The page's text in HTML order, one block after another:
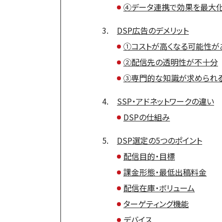
④データ連携で効果を最大
DSP広告のデメリット
①コストが高くなる可能性が
②配信先の透明性が不十分
③専門的な知識が求められ
SSP・アドネットワークの違い
DSPの仕組み
DSP選定の5つのポイント
配信目的・目標
課金形態・最低出稿料金
配信在庫・ボリューム
ターゲティング機能
デバイス